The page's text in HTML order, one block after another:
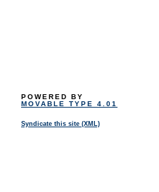
POWERED BY
MOVABLE TYPE 4.01
Syndicate this site (XML)